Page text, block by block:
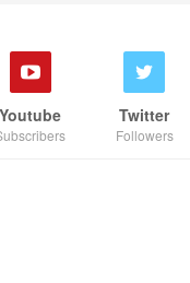
Twitter
Followers
Youtube